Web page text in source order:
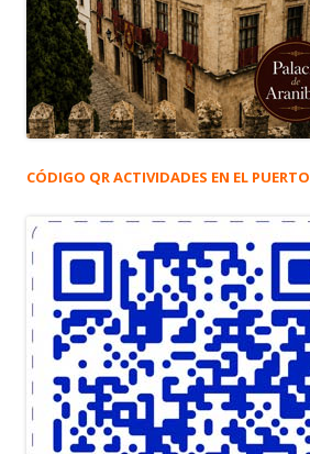
CÓDIGO QR ACTIVIDADES EN EL PUERTO